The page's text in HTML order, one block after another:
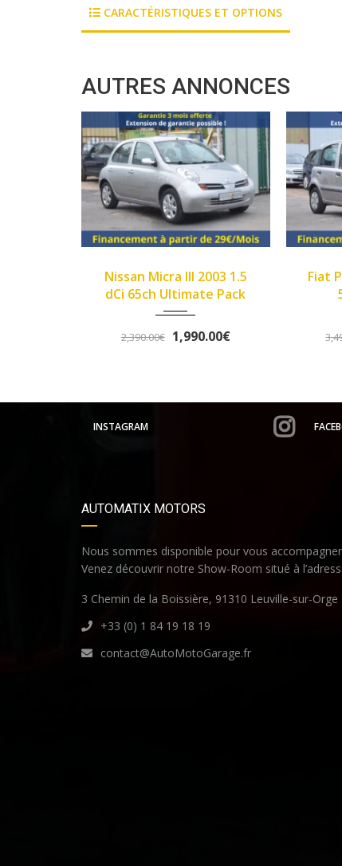
CARACTÉRISTIQUES ET OPTIONS
AUTRES ANNONCES
Fiat Panda II 2007 1.1 8v
54ch Dynamic
3,490.00€ 3,290.00€
INSTAGRAM
AUTOMATIX MOTORS
Nous sommes disponible pour vous
Venez découvrir notre Show-Room situé à
3 Chemin de la Boissière, 91310 Leuville-sur-Orge
+33 (0) 1 84 19 18 19
contact@AutoMotoGarage.fr